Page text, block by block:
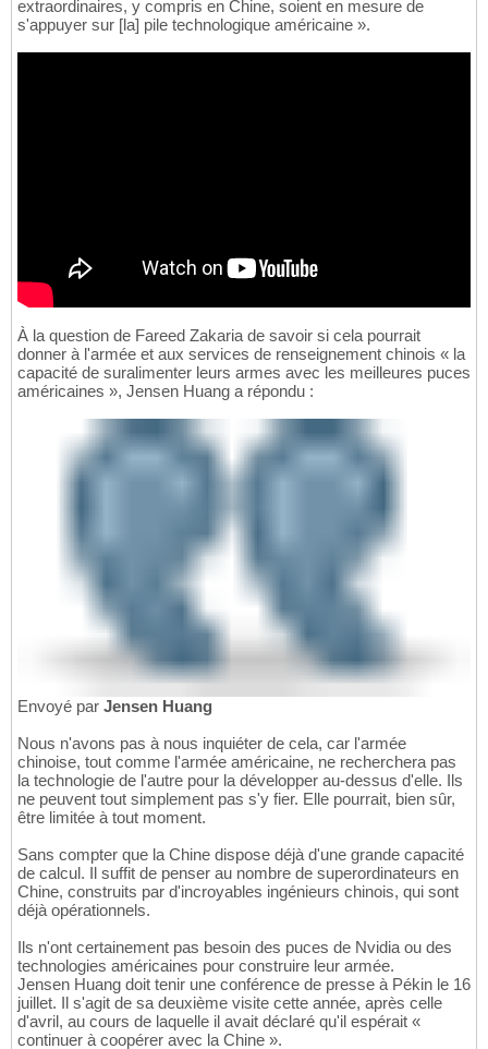
extraordinaires, y compris en Chine, soient en mesure de
s'appuyer sur [la] pile technologique américaine ».
À la question de Fareed Zakaria de savoir si cela pourrait
donner à l'armée et aux services de renseignement chinois « la
capacité de suralimenter leurs armes avec les meilleures puces
américaines », Jensen Huang a répondu :
Envoyé par Jensen Huang
Nous n'avons pas à nous inquiéter de cela, car l'armée
chinoise, tout comme l'armée américaine, ne recherchera pas
la technologie de l'autre pour la développer au-dessus d'elle. Ils
ne peuvent tout simplement pas s'y fier. Elle pourrait, bien sûr,
être limitée à tout moment.
Sans compter que la Chine dispose déjà d'une grande capacité
de calcul. Il suffit de penser au nombre de superordinateurs en
Chine, construits par d'incroyables ingénieurs chinois, qui sont
déjà opérationnels.
Ils n'ont certainement pas besoin des puces de Nvidia ou des
technologies américaines pour construire leur armée.
Jensen Huang doit tenir une conférence de presse à Pékin le 16
juillet. Il s'agit de sa deuxième visite cette année, après celle
d'avril, au cours de laquelle il avait déclaré qu'il espérait «
continuer à coopérer avec la Chine ».